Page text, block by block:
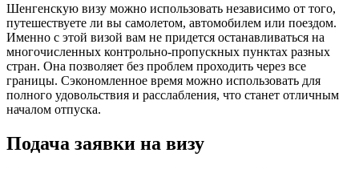
Шенгенскую визу можно использовать независимо от того,
путешествуете ли вы самолетом, автомобилем или поездом.
Именно с этой визой вам не придется останавливаться на
многочисленных контрольно-пропускных пунктах разных
стран. Она позволяет без проблем проходить через все
границы. Сэкономленное время можно использовать для
полного удовольствия и расслабления, что станет отличным
началом отпуска.
Подача заявки на визу